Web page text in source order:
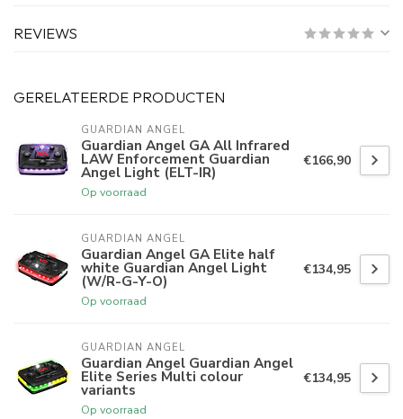
REVIEWS
GERELATEERDE PRODUCTEN
GUARDIAN ANGEL
Guardian Angel GA All Infrared
LAW Enforcement Guardian
Angel Light (ELT-IR)
Op voorraad
€166,90
GUARDIAN ANGEL
Guardian Angel GA Elite half
white Guardian Angel Light
(W/R-G-Y-O)
Op voorraad
€134,95
GUARDIAN ANGEL
Guardian Angel Guardian Angel
Elite Series Multi colour
variants
Op voorraad
€134,95